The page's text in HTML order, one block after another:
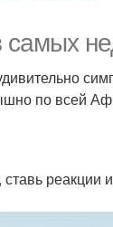
по всей
реакции